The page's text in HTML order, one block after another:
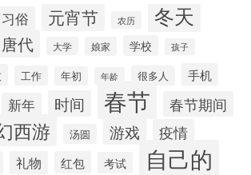
习俗 元宵节 农历 冬天
唐代 大学 娘家 学校 孩子
工作 年初 年龄 很多人 手机
新年 时间 春节 春节期间
西游 汤圆 游戏 疫情
礼物 红包 考试 自己的